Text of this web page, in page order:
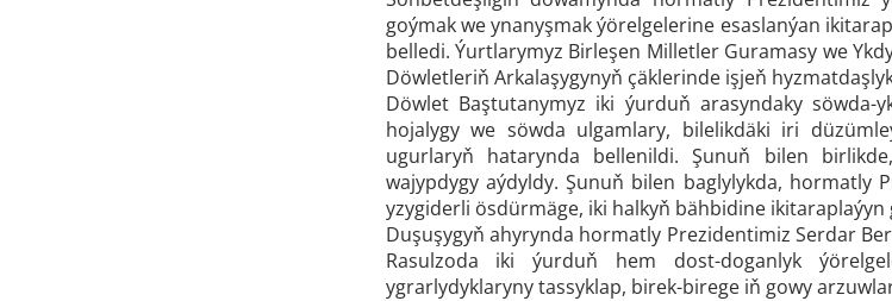
goýmak we ynanyşmak ýörelgelerine esaslanýan
belledi. Ýurtlarymyz Birleşen Milletler Guramasy we
Döwletleriň Arkalaşygynyň çäklerinde işjeň
Döwlet Baştutanymyz iki ýurduň arasyndaky söwda-
hojalygy we söwda ulgamlary, bilelikdäki iri
ugurlaryň hatarynda bellenildi. Şunuň bilen
wajypdygy aýdyldy. Şunuň bilen baglylykda, hormatly
yzygiderli ösdürmäge, iki halkyň bähbidine
Duşuşygyň ahyrynda hormatly Prezidentimiz Serdar
Rasulzoda iki ýurduň hem dost-doganlyk
ygrarlydyklaryny tassyklap, birek-birege iň gowy